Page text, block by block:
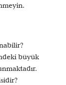
büyük